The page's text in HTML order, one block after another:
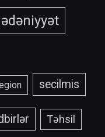
secilmis
Təhsil